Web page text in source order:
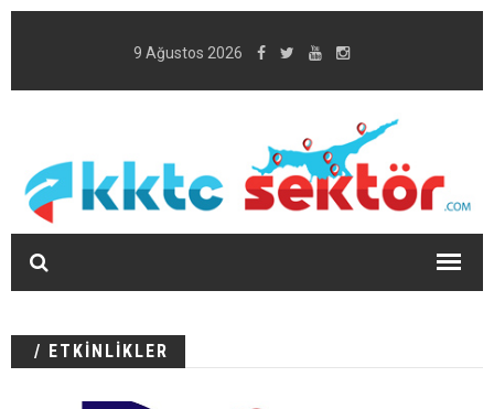
9 Ağustos 2026
/ ETKİNLİKLER